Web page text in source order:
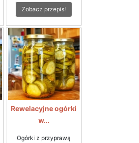
Zobacz przepis!
Rewelacyjne ogórki
w...
Ogórki z przyprawą